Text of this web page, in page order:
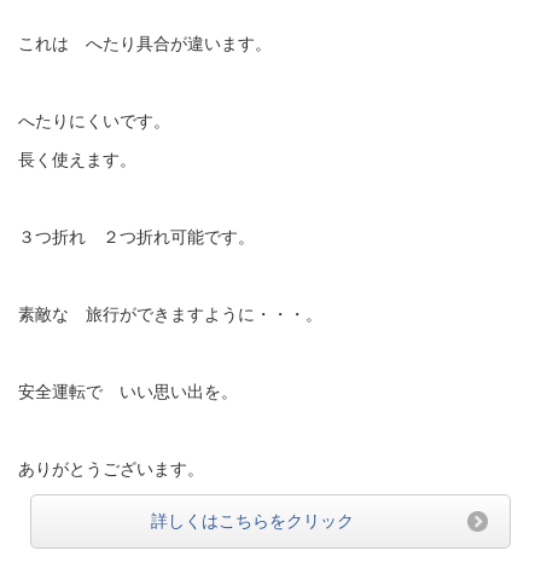
これは へたり具合が違います。
へたりにくいです。
長く使えます。
３つ折れ ２つ折れ可能です。
素敵な 旅行ができますように・・・。
安全運転で いい思い出を。
ありがとうございます。
詳しくはこちらをクリック